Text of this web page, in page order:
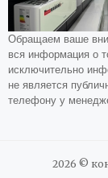
Обращаем ваше
вся информация о
исключительно
не является
телефону у
2026 ©